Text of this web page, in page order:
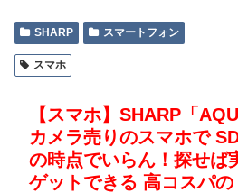
SHARP スマートフォン
スマホ
【スマホ】SHARP「
カメラ売りのスマホで
の時点でいらん！探せば
ゲットできる 高コスパ